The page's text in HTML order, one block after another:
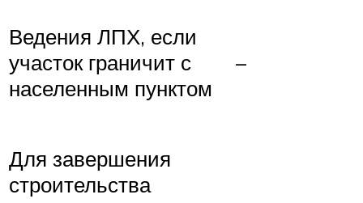
Ведения ЛПХ, если
участок граничит с
населенным пунктом
–
Для завершения
строительства